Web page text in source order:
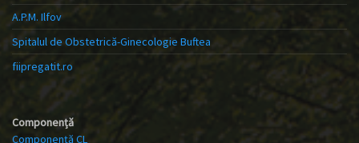
A.P.M. Ilfov
Spitalul de Obstetrică-Ginecologie Buftea
fiipregatit.ro
Componență
Componență CL